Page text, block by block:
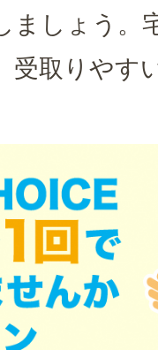
ましょう。
受取りやす